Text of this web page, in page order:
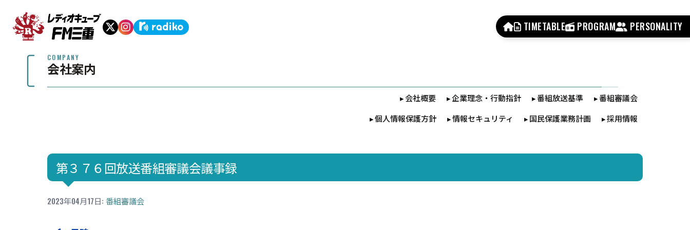
TIMETABLE PROGRAM PERSONALITY
COMPANY
会社案内
会社概要 企業理念・行動指針 番組放送基準
番組審議会
個人情報保護方針
情報セキュリティ 国民保護業務計画 採用情報
第３７６回放送番組審議会議事録
2023年04月17日: 番組審議会